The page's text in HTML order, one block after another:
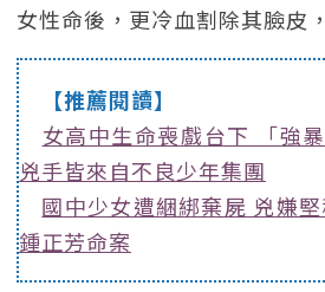
女性命後，更冷血割除其臉皮
【推薦閱讀】
女高中生命喪戲台下 「強
兇手皆來自不良少年集團
國中少女遭綑綁棄屍 兇嫌
鍾正芳命案